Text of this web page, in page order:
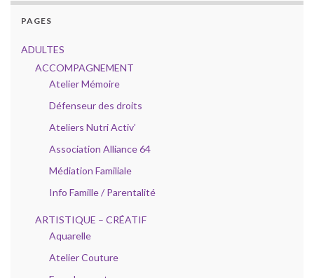
PAGES
ADULTES
ACCOMPAGNEMENT
Atelier Mémoire
Défenseur des droits
Ateliers Nutri Activ’
Association Alliance 64
Médiation Familiale
Info Famille / Parentalité
ARTISTIQUE – CRÉATIF
Aquarelle
Atelier Couture